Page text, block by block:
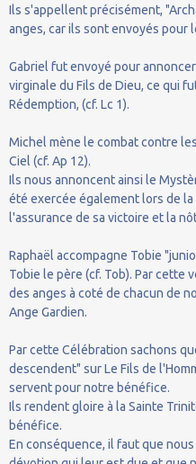
Ils s'appellent précisément,
anges, car ils sont envoyés pour
Gabriel fut envoyé pour
virginale du Fils de Dieu, ce qui
Rédemption, (cf. Lc 1).
Michel mène le combat contre
Ciel (cf. Ap 12).
Ils nous annoncent ainsi le
été exercée également lors de
l'assurance de sa victoire et la
Raphaël accompagne Tobie
Tobie le père (cf. Tob). Par cette
des anges à coté de chacun de
Ange Gardien.
Par cette Célébration sachons
descendent" sur Le Fils de
servent pour notre bénéfice.
Ils rendent gloire à la Sainte
bénéfice.
En conséquence, il faut que